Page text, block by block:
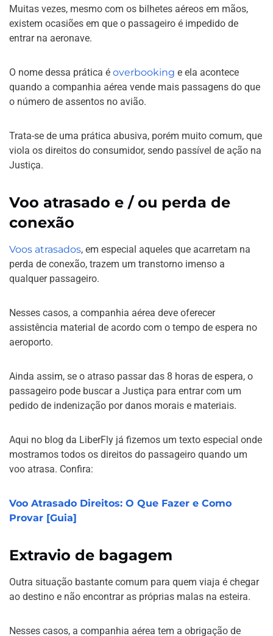
Muitas vezes, mesmo com os bilhetes aéreos em mãos,
existem ocasiões em que o passageiro é impedido de
entrar na aeronave.
O nome dessa prática é overbooking e ela acontece
quando a companhia aérea vende mais passagens do que
o número de assentos no avião.
Trata-se de uma prática abusiva, porém muito comum, que
viola os direitos do consumidor, sendo passível de ação na
Justiça.
Voo atrasado e / ou perda de
conexão
Voos atrasados, em especial aqueles que acarretam na
perda de conexão, trazem um transtorno imenso a
qualquer passageiro.
Nesses casos, a companhia aérea deve oferecer
assistência material de acordo com o tempo de espera no
aeroporto.
Ainda assim, se o atraso passar das 8 horas de espera, o
passageiro pode buscar a Justiça para entrar com um
pedido de indenização por danos morais e materiais.
Aqui no blog da LiberFly já fizemos um texto especial onde
mostramos todos os direitos do passageiro quando um
voo atrasa. Confira:
Voo Atrasado Direitos: O Que Fazer e Como
Provar [Guia]
Extravio de bagagem
Outra situação bastante comum para quem viaja é chegar
ao destino e não encontrar as próprias malas na esteira.
Nesses casos, a companhia aérea tem a obrigação de